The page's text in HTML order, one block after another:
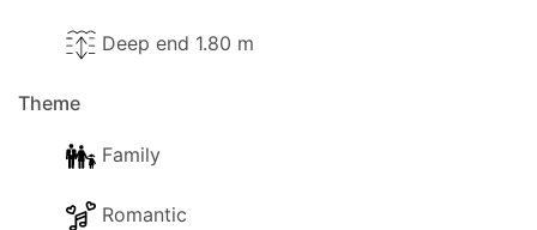
Deep end 1.80 m
Theme
Family
Romantic